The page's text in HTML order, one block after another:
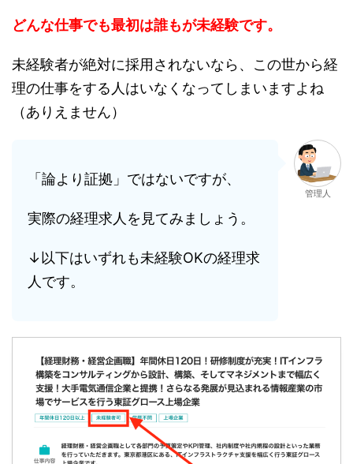
どんな仕事でも最初は誰もが未経験です。
未経験者が絶対に採用されないなら、この世から経
理の仕事をする人はいなくなってしまいますよね
（ありえません）
「論より証拠」ではないですが、
実際の経理求人を見てみましょう。
↓以下はいずれも未経験OKの経理求
人です。
管理人